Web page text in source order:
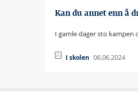
Kan du annet enn å
I gamle dager sto
I skolen 06.06.2024